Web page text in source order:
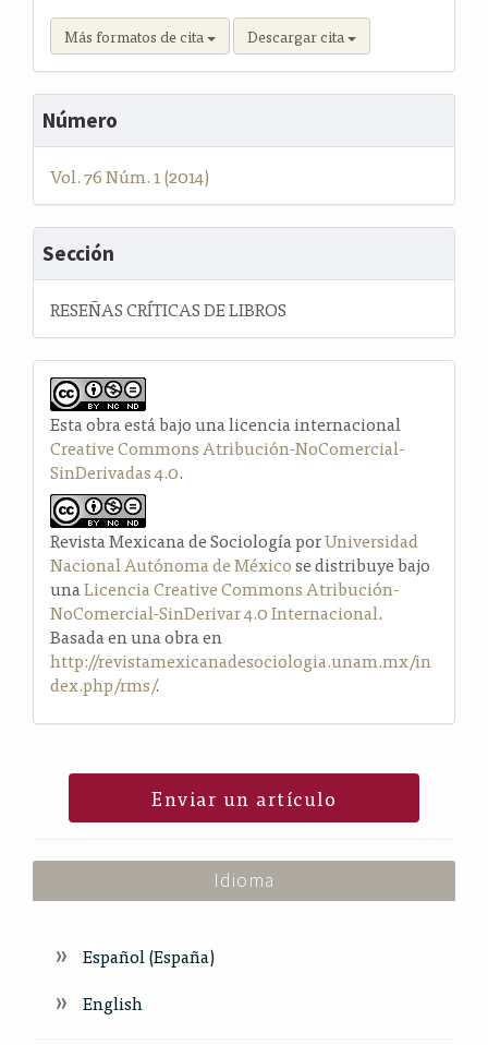
Más formatos de cita Descargar cita
Número
Vol. 76 Núm. 1 (2014)
Sección
RESEÑAS CRÍTICAS DE LIBROS
Esta obra está bajo una licencia internacional
Creative Commons Atribución-NoComercial-
SinDerivadas 4.0.
Revista Mexicana de Sociología porUniversidad
Nacional Autónoma de Méxicose distribuye bajo
unaLicencia Creative Commons Atribución-
NoComercial-SinDerivar 4.0 Internacional.
Basada en una obra en
http://revistamexicanadesociologia.unam.mx/in
dex.php/rms/.
Enviar un artículo
Idioma
Español (España)
English